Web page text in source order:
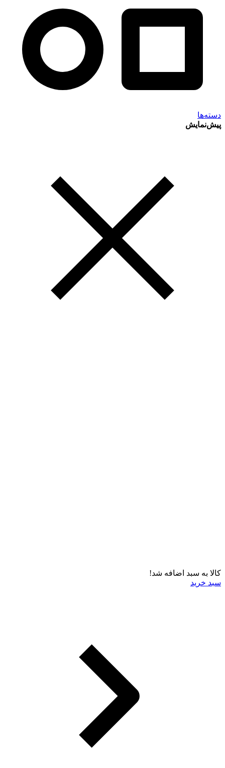
دسته‌ها
پیش‌نمایش
کالا به سبد اضافه شد!
سبد خرید